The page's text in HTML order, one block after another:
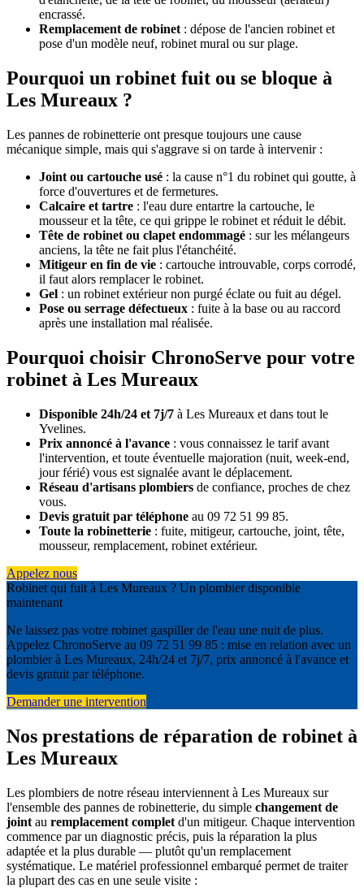
encrassé.
Remplacement de robinet : dépose de l'ancien robinet et
pose d'un modèle neuf, robinet mural ou sur plage.
Pourquoi un robinet fuit ou se bloque à
Les Mureaux ?
Les pannes de robinetterie ont presque toujours une cause
mécanique simple, mais qui s'aggrave si on tarde à intervenir :
Joint ou cartouche usé : la cause n°1 du robinet qui goutte, à
force d'ouvertures et de fermetures.
Calcaire et tartre : l'eau dure entartre la cartouche, le
mousseur et la tête, ce qui grippe le robinet et réduit le débit.
Tête de robinet ou clapet endommagé : sur les mélangeurs
anciens, la tête ne fait plus l'étanchéité.
Mitigeur en fin de vie : cartouche introuvable, corps corrodé,
il faut alors remplacer le robinet.
Gel : un robinet extérieur non purgé éclate ou fuit au dégel.
Pose ou serrage défectueux : fuite à la base ou au raccord
après une installation mal réalisée.
Pourquoi choisir ChronoServe pour votre
robinet à Les Mureaux
Disponible 24h/24 et 7j/7 à Les Mureaux et dans tout le
Yvelines.
Prix annoncé à l'avance : vous connaissez le tarif avant
l'intervention, et toute éventuelle majoration (nuit, week-end,
jour férié) vous est signalée avant le déplacement.
Réseau d'artisans plombiers de confiance, proches de chez
vous.
Devis gratuit par téléphone au 09 72 51 99 85.
Toute la robinetterie : fuite, mitigeur, cartouche, joint, tête,
mousseur, remplacement, robinet extérieur.
Appelez nous
Robinet qui fuit à Les Mureaux ? Un plombier disponible
maintenant
Ne laissez pas votre robinet gaspiller de l'eau une nuit de plus.
Appelez ChronoServe au 09 72 51 99 85 : mise en relation avec un
plombier à Les Mureaux, 24h/24 et 7j/7, prix annoncé à l'avance et
devis gratuit par téléphone.
Demander une intervention
Nos prestations de réparation de robinet à
Les Mureaux
Les plombiers de notre réseau interviennent à Les Mureaux sur
l'ensemble des pannes de robinetterie, du simple changement de
joint au remplacement complet d'un mitigeur. Chaque intervention
commence par un diagnostic précis, puis la réparation la plus
adaptée et la plus durable — plutôt qu'un remplacement
systématique. Le matériel professionnel embarqué permet de traiter
la plupart des cas en une seule visite :